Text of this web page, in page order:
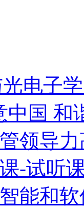
电子
中国 和
领导
-试听
能和